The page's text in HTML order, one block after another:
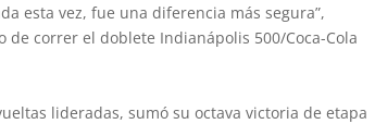
esta vez, fue una diferencia más segura”,
correr el doblete Indianápolis 500/Coca-Cola
lideradas, sumó su octava victoria de etapa